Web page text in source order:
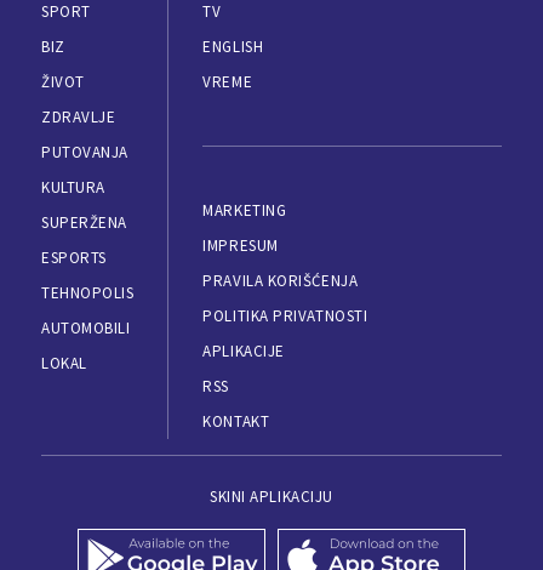
SPORT
BIZ
ŽIVOT
ZDRAVLJE
PUTOVANJA
KULTURA
SUPERŽENA
ESPORTS
TEHNOPOLIS
AUTOMOBILI
LOKAL
TV
ENGLISH
VREME
MARKETING
IMPRESUM
PRAVILA KORIŠĆENJA
POLITIKA PRIVATNOSTI
APLIKACIJE
RSS
KONTAKT
SKINI APLIKACIJU